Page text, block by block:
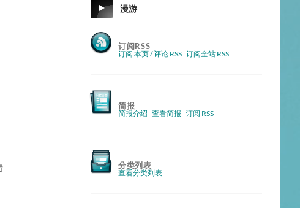
漫游
订阅RSS
订阅 本页 / 评论 RSS 订阅全站 RSS
简报
简报介绍 查看简报 订阅 RSS
分类列表
查看分类列表